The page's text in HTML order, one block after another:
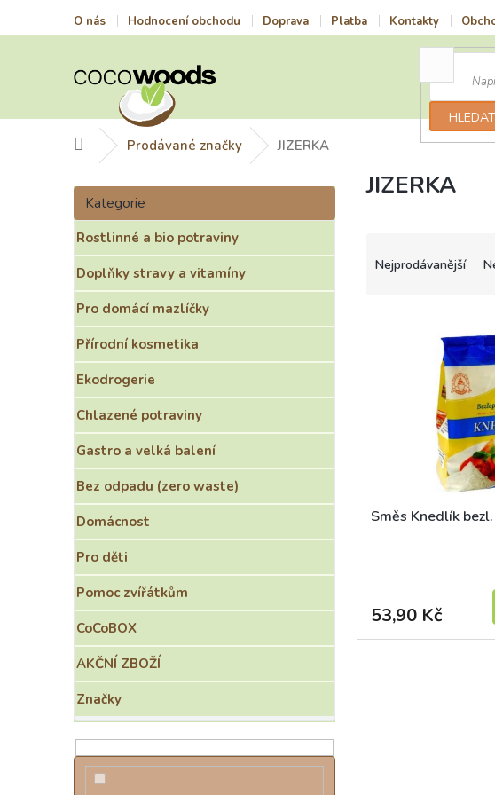
O nás Hodnocení obchodu Doprava Platba Kontakty
HLEDAT
Domů Prodávané značky JIZERKA
P
s
t
r
a
n
n
p
a
n
e
l
Přeskočit
kategorie
Kategorie
Rostlinné a bio potraviny
Doplňky stravy a vitamíny
Pro domácí mazlíčky
Přírodní kosmetika
Ekodrogerie
Chlazené potraviny
Gastro a velká balení
Bez odpadu (zero waste)
Domácnost
Pro děti
Pomoc zvířátkům
CoCoBOX
AKČNÍ ZBOŽÍ
Značky
JIZERKA
Nejprodávanější
kSměs Knedlík
53,90 Kč